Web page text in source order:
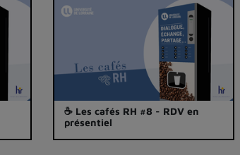
☕ Les cafés RH #8 - RDV en
présentiel